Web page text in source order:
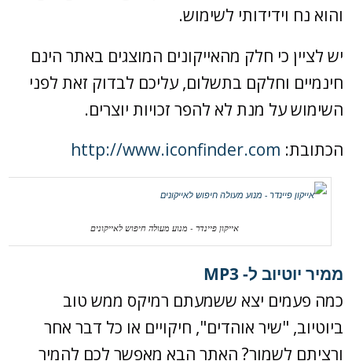
והוא נח וידידותי לשימוש.
יש לציין כי חלק מהאייקונים המוצגים באתר הינם
חינמיים וחלקם בתשלום, עליכם לבדוק זאת לפני
השימוש על מנת לא להפר זכויות יוצרים.
הכתובת: http://www.iconfinder.com
אייקון פיינדר - מנוע מעולה חיפוש לאייקונים
ממיר יוטיוב ל- MP3
כמה פעמים יצא ששמעתם רמיקס ממש טוב
ביוטיוב, "שיר אוהדים", חיקויים או כל דבר אחר
ורציתם לשמור? האתר הבא מאפשר לכם להמיר